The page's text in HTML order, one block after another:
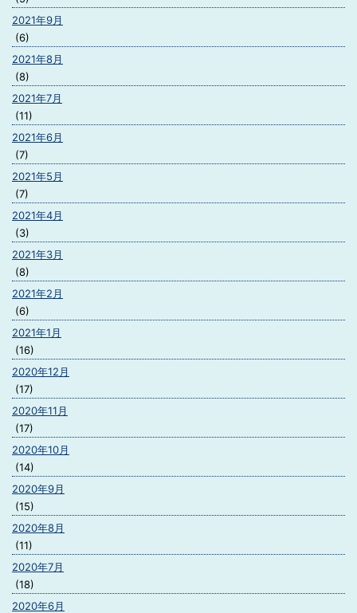
2021年9月
(6)
2021年8月
(8)
2021年7月
(11)
2021年6月
(7)
2021年5月
(7)
2021年4月
(3)
2021年3月
(8)
2021年2月
(6)
2021年1月
(16)
2020年12月
(17)
2020年11月
(17)
2020年10月
(14)
2020年9月
(15)
2020年8月
(11)
2020年7月
(18)
2020年6月